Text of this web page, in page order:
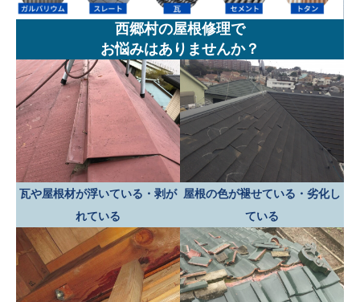
西郷村の屋根修理で
お悩みはありませんか？
瓦や屋根材が浮いている・剥が
れている
屋根の色が褪せている・劣化し
ている